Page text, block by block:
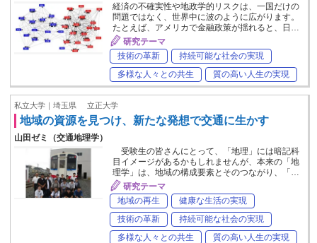
経済の不確実性や地政学的リスクは、一国だけの
問題ではなく、世界中に波のように広がります。
たとえば、アメリカで金融政策が揺れると、日…
研究テーマ
技術の革新
持続可能な社会の実現
多様な人々との共生
質の高い人生の実現
私立大学｜埼玉県 立正大学
地域の資源を見つけ、新たな発想で交通に生かす
山田ゼミ（交通地理学）
受験生の皆さんにとって、「地理」には暗記科
目イメージがあるかもしれませんが、本来の「地
理学」は、地域の構成要素とそのつながり、「…
研究テーマ
地域の再生
健康な生活の実現
技術の革新
持続可能な社会の実現
多様な人々との共生
質の高い人生の実現